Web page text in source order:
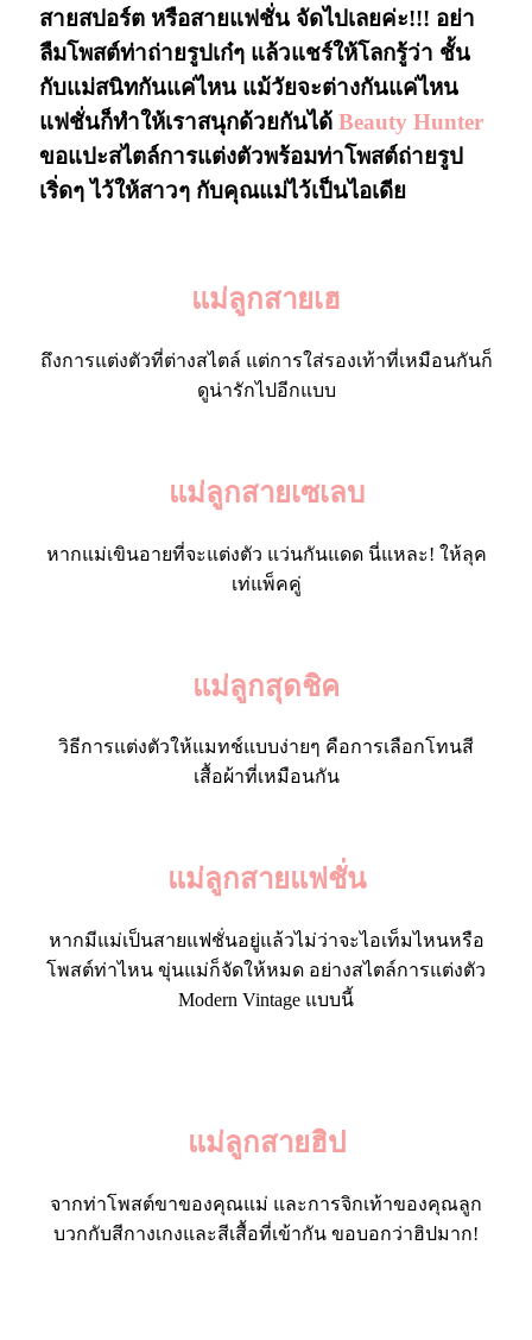
สายสปอร์ต หรือสายแฟชั่น จัดไปเลยค่ะ!!! อย่า
ลืมโพสต์ท่าถ่ายรูปเก๋ๆ แล้วแชร์ให้โลกรู้ว่า ชั้น
กับแม่สนิทกันแค่ไหน แม้วัยจะต่างกันแค่ไหน
แฟชั่นก็ทำให้เราสนุกด้วยกันได้ Beauty Hunter
ขอแปะสไตล์การแต่งตัวพร้อมท่าโพสต์ถ่ายรูป
เริ่ดๆ ไว้ให้สาวๆ กับคุณแม่ไว้เป็นไอเดีย
แม่ลูกสายเฮ
ถึงการแต่งตัวที่ต่างสไตล์ แต่การใส่รองเท้าที่เหมือนกันก็
ดูน่ารักไปอีกแบบ
แม่ลูกสายเซเลบ
หากแม่เขินอายที่จะแต่งตัว แว่นกันแดด นี่แหละ! ให้ลุค
เท่แพ็คคู่
แม่ลูกสุดชิค
วิธีการแต่งตัวให้แมทช์แบบง่ายๆ คือการเลือกโทนสี
เสื้อผ้าที่เหมือนกัน
แม่ลูกสายแฟชั่น
หากมีแม่เป็นสายแฟชั่นอยู่แล้วไม่ว่าจะไอเท็มไหนหรือ
โพสต์ท่าไหน ขุ่นแม่ก็จัดให้หมด อย่างสไตล์การแต่งตัว
Modern Vintage แบบนี้
แม่ลูกสายฮิป
จากท่าโพสต์ขาของคุณแม่ และการจิกเท้าของคุณลูก
บวกกับสีกางเกงและสีเสื้อที่เข้ากัน ขอบอกว่าฮิปมาก!